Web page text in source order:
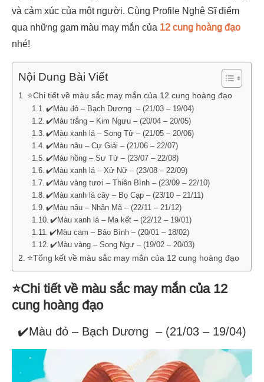
và cảm xúc của một người. Cùng Profile Nghệ Sĩ điểm
qua những gam màu may mắn của 12 cung hoàng đạo
nhé!
Nội Dung Bài Viết
⭐Chi tiết về màu sắc may mắn của 12 cung hoàng đạo
✔️Màu đỏ – Bạch Dương – (21/03 – 19/04)
✔️Màu trắng – Kim Ngưu – (20/04 – 20/05)
✔️Màu xanh lá – Song Tử – (21/05 – 20/06)
✔️Màu nâu – Cự Giải – (21/06 – 22/07)
✔️Màu hồng – Sư Tử – (23/07 – 22/08)
✔️Màu xanh lá – Xử Nữ – (23/08 – 22/09)
✔️Màu vàng tươi – Thiên Bình – (23/09 – 22/10)
✔️Màu xanh lá cây – Bọ Cạp – (23/10 – 21/11)
✔️Màu nâu – Nhân Mã – (22/11 – 21/12)
✔️Màu xanh lá – Ma kết – (22/12 – 19/01)
✔️Màu cam – Bảo Bình – (20/01 – 18/02)
✔️Màu vàng – Song Ngư – (19/02 – 20/03)
⭐Tổng kết về màu sắc may mắn của 12 cung hoàng đạo
⭐Chi tiết về màu sắc may mắn của 12
cung hoàng đạo
✔️Màu đỏ – Bạch Dương – (21/03 – 19/04)